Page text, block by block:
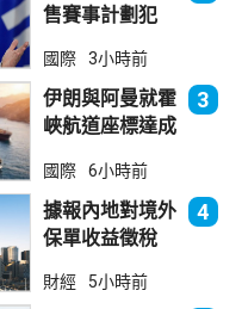
售賽事計劃犯
持恩芬天奴
國際 3小時前
伊朗與阿曼就霍
峽航道座標達成
部分途經伊朗領
海
3
國際 6小時前
據報內地對境外
保單收益徵稅
倫敦股價急跌
4
財經 5小時前